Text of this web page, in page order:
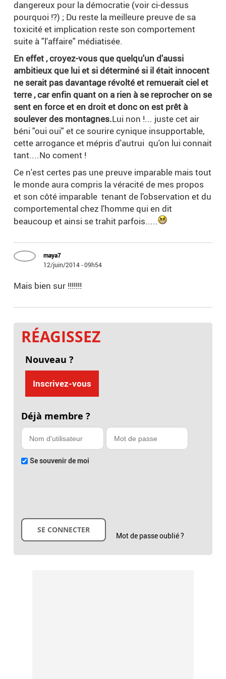
dangereux pour la démocratie (voir ci-dessus
pourquoi !?) ; Du reste la meilleure preuve de sa
toxicité et implication reste son comportement
suite à "l'affaire" médiatisée.
En effet , croyez-vous que quelqu'un d'aussi
ambitieux que lui et si déterminé si il était innocent
ne serait pas davantage révolté et remuerait ciel et
terre , car enfin quant on a rien à se reprocher on se
sent en force et en droit et donc on est prêt à
soulever des montagnes.Lui non !... juste cet air
béni "oui oui" et ce sourire cynique insupportable,
cette arrogance et mépris d'autrui qu'on lui connait
tant....No coment !
Ce n'est certes pas une preuve imparable mais tout
le monde aura compris la véracité de mes propos
et son côté imparable tenant de l'observation et du
comportemental chez l'homme qui en dit
beaucoup et ainsi se trahit parfois.....
maya7
12/juin/2014 - 09h54
Mais bien sur !!!!!!!
RÉAGISSEZ
Nouveau ?
Inscrivez-vous
Déjà membre ?
Se souvenir de moi
Mot de passe oublié ?